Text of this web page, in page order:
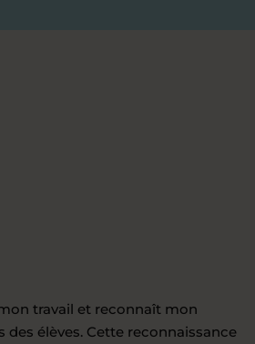
travail et reconnaît mon
des élèves. Cette reconnaissance